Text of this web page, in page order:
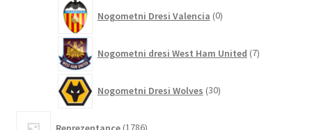
Nogometni Dresi Valencia 0izdelkov
Nogometni dresi West Ham United 7izdelkov
Nogometni Dresi Wolves 30izdelkov